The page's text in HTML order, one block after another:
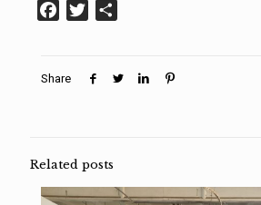
Facebook
Twitter
Share
Related posts